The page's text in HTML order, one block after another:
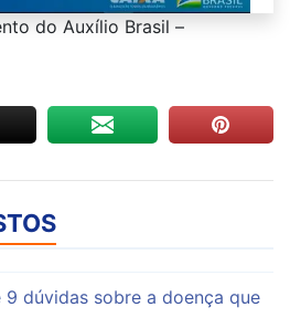
do Auxílio Brasil –
9 dúvidas sobre a doença que